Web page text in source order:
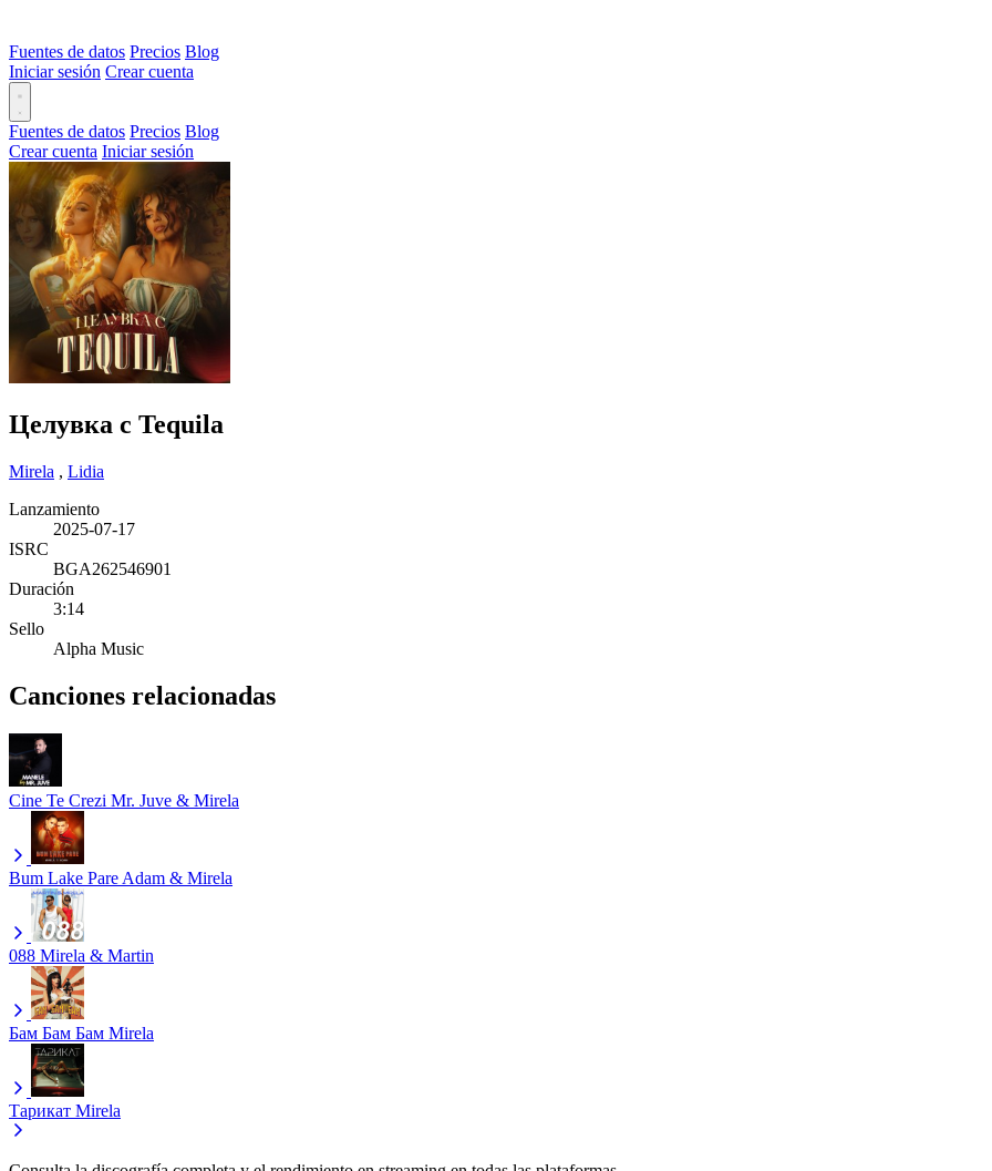
Fuentes de datos Precios Blog
Iniciar sesión Crear cuenta
Fuentes de datos Precios Blog
Crear cuenta Iniciar sesión
Целувка с Tequila
Mirela , Lidia
Lanzamiento
2025-07-17
ISRC
BGA262546901
Duración
3:14
Sello
Alpha Music
Canciones relacionadas
Cine Te Crezi Mr. Juve & Mirela
Bum Lake Pare Adam & Mirela
088 Mirela & Martin
Бам Бам Бам Mirela
Тарикат Mirela